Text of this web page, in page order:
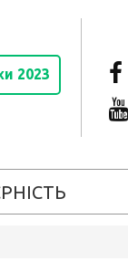
2023